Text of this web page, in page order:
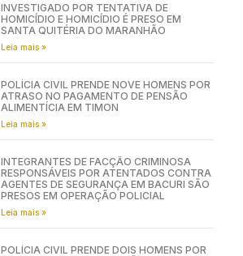
INVESTIGADO POR TENTATIVA DE
HOMICÍDIO E HOMICÍDIO É PRESO EM
SANTA QUITÉRIA DO MARANHÃO
Leia mais »
POLÍCIA CIVIL PRENDE NOVE HOMENS POR
ATRASO NO PAGAMENTO DE PENSÃO
ALIMENTÍCIA EM TIMON
Leia mais »
INTEGRANTES DE FACÇÃO CRIMINOSA
RESPONSÁVEIS POR ATENTADOS CONTRA
AGENTES DE SEGURANÇA EM BACURI SÃO
PRESOS EM OPERAÇÃO POLICIAL
Leia mais »
POLÍCIA CIVIL PRENDE DOIS HOMENS POR